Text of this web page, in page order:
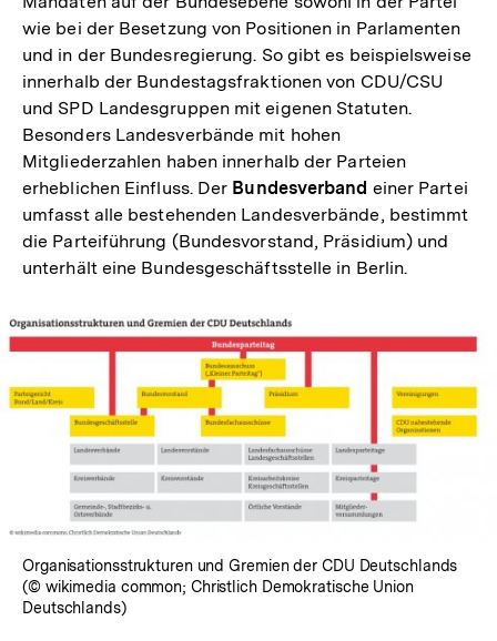
wie bei der Besetzung von Positionen in Parlamenten
und in der Bundesregierung. So gibt es beispielsweise
innerhalb der Bundestagsfraktionen von CDU/CSU
und SPD Landesgruppen mit eigenen Statuten.
Besonders Landesverbände mit hohen
Mitgliederzahlen haben innerhalb der Parteien
erheblichen Einfluss. Der Bundesverband einer Partei
umfasst alle bestehenden Landesverbände, bestimmt
die Parteiführung (Bundesvorstand, Präsidium) und
unterhält eine Bundesgeschäftsstelle in Berlin.
In
Lightbox
öffnen
Organisationsstrukturen und Gremien der CDU Deutschlands
(© wikimedia common; Christlich Demokratische Union
Deutschlands)